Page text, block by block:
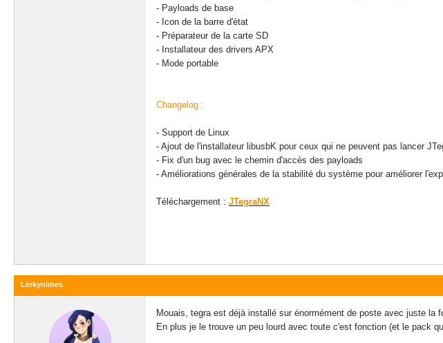
- Payloads de base
- Icon de la barre d'état
- Préparateur de la carte SD
- Installateur des drivers APX
- Mode portable
Changelog :
- Support de Linux
- Ajout de l'installateur libusbK pour ceux qui ne peuvent pas lancer
- Fix d'un bug avec le chemin d'accès des payloads
- Améliorations générales de la stabilité du système pour améliorer
Téléchargement : JTegraNX
Linkynimes
Mouais, tegra est déjà installé sur énormément de poste avec juste
En plus je le trouve un peu lourd avec toute c'est fonction (et le pack